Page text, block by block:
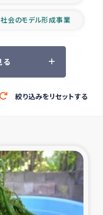
会のモデル形成事業
者の声
の時代
雨緊急支援
被災者支援
援事業
る
絞り込みをリセットする